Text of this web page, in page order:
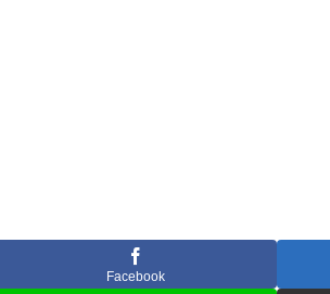
Facebook